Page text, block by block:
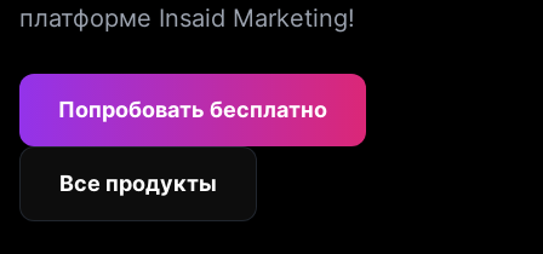
платформе Insaid Marketing!
Попробовать бесплатно
Все продукты